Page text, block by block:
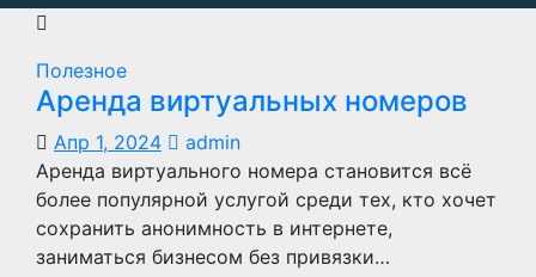
Полезное
Аренда виртуальных номеров
Апр 1, 2024
admin
Аренда виртуального номера становится всё
более популярной услугой среди тех, кто хочет
сохранить анонимность в интернете,
заниматься бизнесом без привязки…